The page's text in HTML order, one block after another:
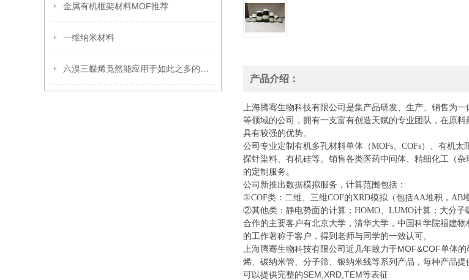
金属有机框架材料MOF推荐
一维纳米材料
产品介绍：
上海腾骞生物科技有限公司是集产品研发、生产、销售为
等领域的公司，拥有一支富有创造天赋的专业团队，在原
具有较强的优势。
公司专业定制有机多孔材料单体（MOFs、COFs）、有机
探针染料、有机硅等。销售各类医药中间体、精细化工（
的定制服务。
公司新推出数据模拟服务，计算范围包括：
①COF类：二维、三维COF的XRD模拟（包括AA堆积，AB
②其他类：静电势面的计算；HOMO、LUMO计算；大分子
合作的主要客户有北京大学，清华大学，中国科学院福建
的工作著称于客户，得到老师与同学的一致认可。
上海腾骞生物科技有限公司近几年致力于MOF&COF单体
烯、碳纳米管、分子筛、银纳米线等系列产品，每种产品
可以提供完整的SEM,XRD,TEM等表征